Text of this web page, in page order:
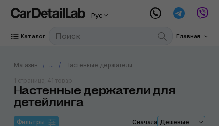
Рус
Каталог Главная
Магазин ... Настенные держатели
Настенные держатели для
детейлинга
1 страница, 41 товар
Фильтры Сначала Дешевые